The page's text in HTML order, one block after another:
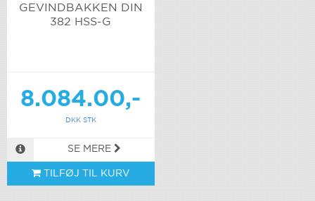
GEVINDBAKKEN DIN
382 HSS-G
8.084.00,-
DKK STK
SE MERE
TILFØJ TIL KURV